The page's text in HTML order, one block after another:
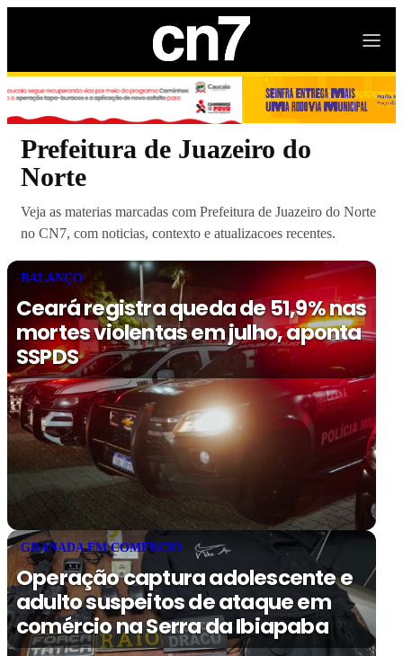
Prefeitura de Juazeiro do
Norte
Veja as materias marcadas com Prefeitura de Juazeiro do Norte
no CN7, com noticias, contexto e atualizacoes recentes.
BALANÇO
Ceará registra queda de 51,9% nas
mortes violentas em julho, aponta
SSPDS
GRANADA EM COMÉRCIO
Operação captura adolescente e
adulto suspeitos de ataque em
comércio na Serra da Ibiapaba